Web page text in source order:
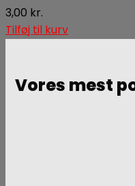
3,00 kr.
Tilføj til kurv
Vores mest